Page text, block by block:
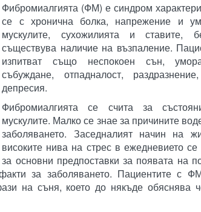
Фибромиалгията (ФМ) е синдром
се с хронична болка, напрежение и
мускулите, сухожилията и ставите,
съществува наличие на възпаление.
изпитват също неспокоен сън,
събуждане, отпадналост,
депресия.
Фибромиалгията се счита за
мускулите. Малко се знае за причините
заболяването. Заседналият начин на
високите нива на стрес в ежедневието се
за основни предпоставки за появата на
за заболяването. Пациентите с
на съня, което до някъде обяснява